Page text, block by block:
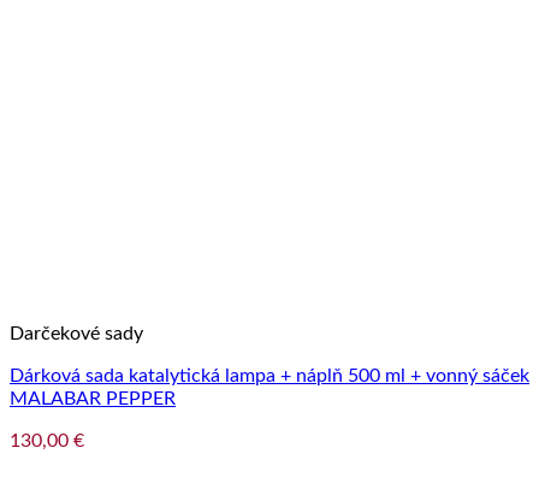
Darčekové sady
Dárková sada katalytická lampa + náplň 500 ml + vonný sáček
MALABAR PEPPER
130,00 €